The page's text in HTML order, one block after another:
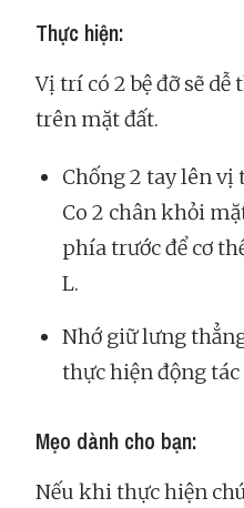
Thực hiện:
Vị trí có 2 bệ đỡ sẽ
trên mặt đất.
Chống 2 tay lên vị
Co 2 chân khỏi
phía trước để cơ
L.
Nhớ giữ lưng
thực hiện động tác
Mẹo dành cho bạn:
Nếu khi thực hiện